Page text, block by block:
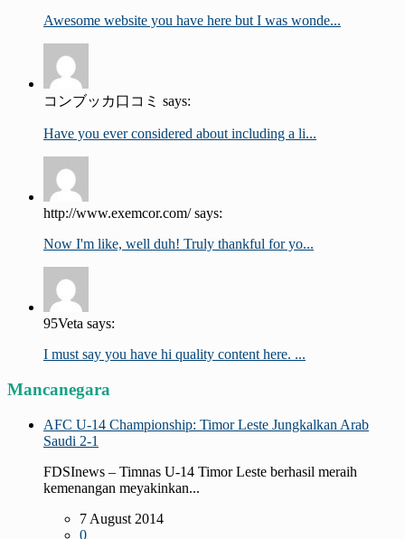
Awesome website you have here but I was wonde...
コンブッカ口コミ says:
Have you ever considered about including a li...
http://www.exemcor.com/ says:
Now I'm like, well duh! Truly thankful for yo...
95Veta says:
I must say you have hi quality content here. ...
Mancanegara
AFC U-14 Championship: Timor Leste Jungkalkan Arab
Saudi 2-1
FDSInews – Timnas U-14 Timor Leste berhasil meraih
kemenangan meyakinkan...
7 August 2014
0